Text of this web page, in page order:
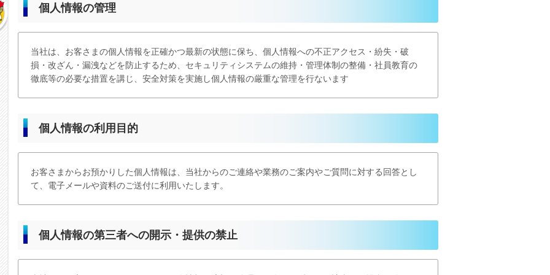
個人情報の管理
当社は、お客さまの個人情報を正確かつ最新の状態に保ち、個人情報への不正アクセス・紛失・破
損・改ざん・漏洩などを防止するため、セキュリティシステムの維持・管理体制の整備・社員教育の
徹底等の必要な措置を講じ、安全対策を実施し個人情報の厳重な管理を行ないます
個人情報の利用目的
お客さまからお預かりした個人情報は、当社からのご連絡や業務のご案内やご質問に対する回答とし
て、電子メールや資料のご送付に利用いたします。
個人情報の第三者への開示・提供の禁止